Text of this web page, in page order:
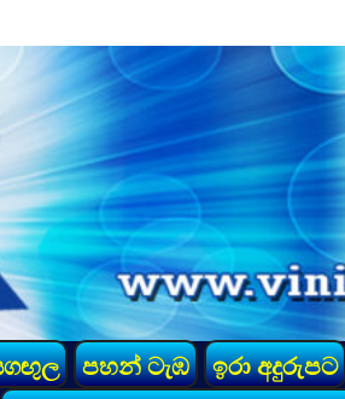
පහන් ටැඹ
ඉරා අදුරුපට